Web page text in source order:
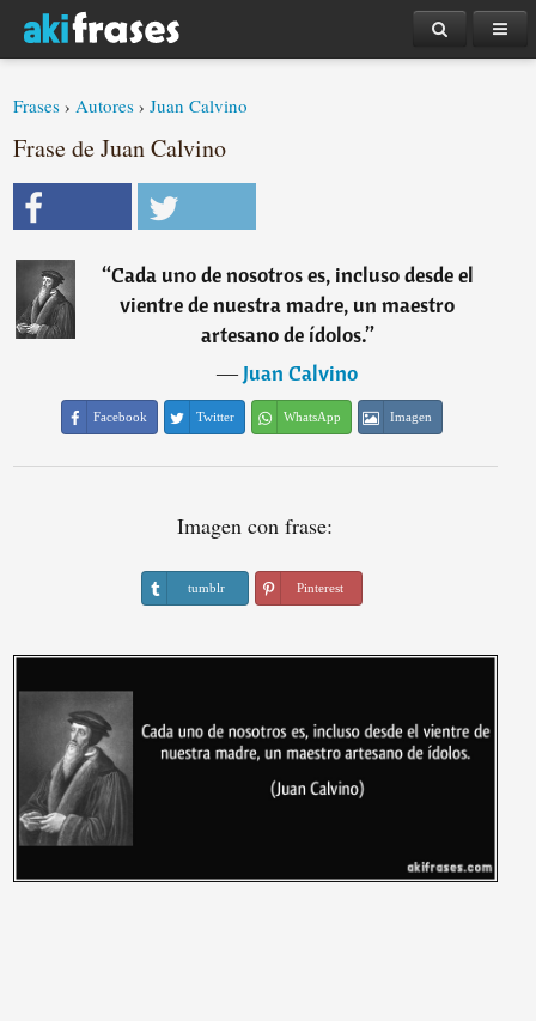
Frases ›Autores ›Juan Calvino
Frase de Juan Calvino
“Cada uno de nosotros es, incluso desde el
vientre de nuestra madre, un maestro
artesano de ídolos.”
―Juan Calvino
Facebook Twitter WhatsApp Imagen
Imagen con frase:
tumblr Pinterest